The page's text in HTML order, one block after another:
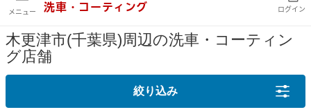
メニュー
洗車・コーティング
ログイン
木更津市(千葉県)周辺の洗車・コーティン
グ店舗
絞り込み